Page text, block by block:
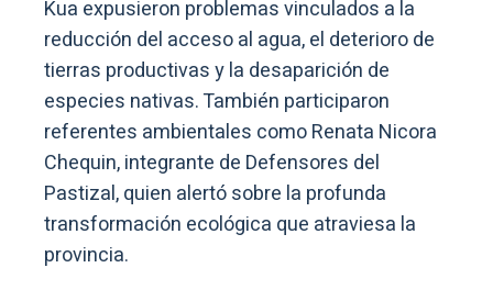
Kua expusieron problemas vinculados a la
reducción del acceso al agua, el deterioro de
tierras productivas y la desaparición de
especies nativas. También participaron
referentes ambientales como Renata Nicora
Chequin, integrante de Defensores del
Pastizal, quien alertó sobre la profunda
transformación ecológica que atraviesa la
provincia.